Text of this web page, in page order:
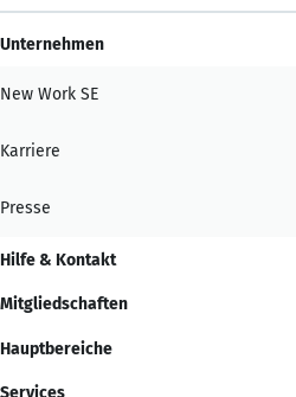
Unternehmen
New Work SE
Karriere
Presse
Hilfe & Kontakt
Mitgliedschaften
Hauptbereiche
Services